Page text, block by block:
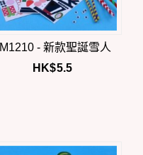
M1210 - 新款聖誕雪人
HK$5.5